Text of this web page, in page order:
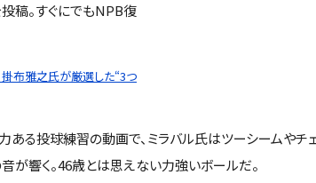
稿。すぐにでもNPB復
布雅之氏が厳選した“3つ
る投球練習の動画で、ミラバル氏はツーシームやチ
が響く。46歳とは思えない力強いボールだ。